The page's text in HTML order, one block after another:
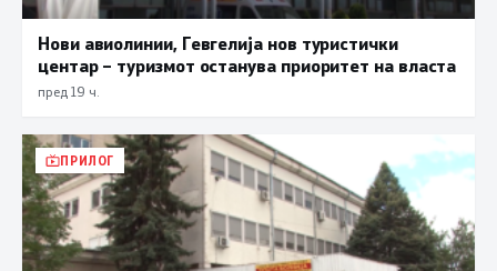
Нови авиолинии, Гевгелија нов туристички
центар – туризмот останува приоритет на власта
пред 19 ч.
ПРИЛОГ